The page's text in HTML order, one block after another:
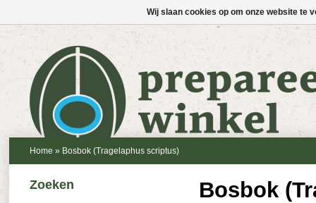
Home » Bosbok (Tragelaphus scriptus)
Bosbok
Zoeken
Wij slaan cookies op om onze website te